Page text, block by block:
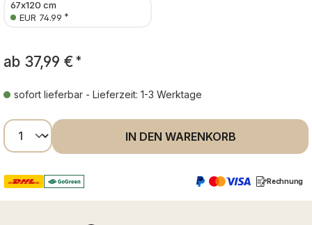
67x120 cm
EUR 74.99 *
ab 37,99 € *
sofort lieferbar - Lieferzeit: 1-3 Werktage
Produkt Anzahl: Gib den gewünschten
IN DEN WARENKORB
Rechnung